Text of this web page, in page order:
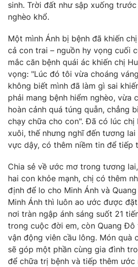
sinh. Trời đất như sập xuống
nghèo khổ.
Một mình Ánh bị bệnh đã khiến
cả con trai – nguồn hy vọng cuối
mắc căn bệnh quái ác khiến chị
vọng: "Lúc đó tôi vừa choáng
không biết mình đã làm gì sai
phải mang bệnh hiểm nghèo, vừa
hoàn cảnh quá túng quẫn, chẳng
chạy chữa cho con". Đã có lúc chị
xuôi, thế nhưng nghĩ đến tương
vực dậy, có thêm niềm tin để tiếp
Chia sẻ về ước mơ trong tương
hai con khỏe mạnh, chị có thêm
định để lo cho Minh Ánh và
Minh Ánh thì luôn ao ước được
nơi tràn ngập ánh sáng suốt 21
trong cuộc đời em, còn Quang
vận động viên cầu lông. Món quà
sẽ góp một phần cùng gia đình
để chữa trị bệnh và tiếp thêm ước